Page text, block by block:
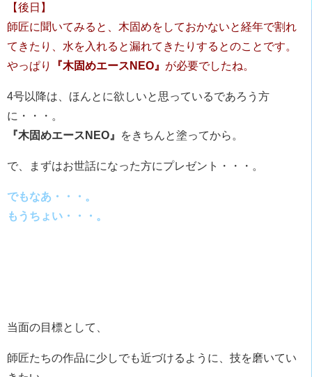
【後日】
師匠に聞いてみると、木固めをしておかないと経年で割れ
てきたり、水を入れると漏れてきたりするとのことです。
やっぱり
『木固めエースNEO』 が必要でしたね。
4号以降は、ほんとに欲しいと思っているであろう方
に・・・。
『木固めエースNEO』
をきちんと塗ってから。
で、まずはお世話になった方にプレゼント・・・。
でもなあ・・・。
もうちょい・・・。
当面の目標として、
師匠たちの作品に少しでも近づけるように、技を磨いてい